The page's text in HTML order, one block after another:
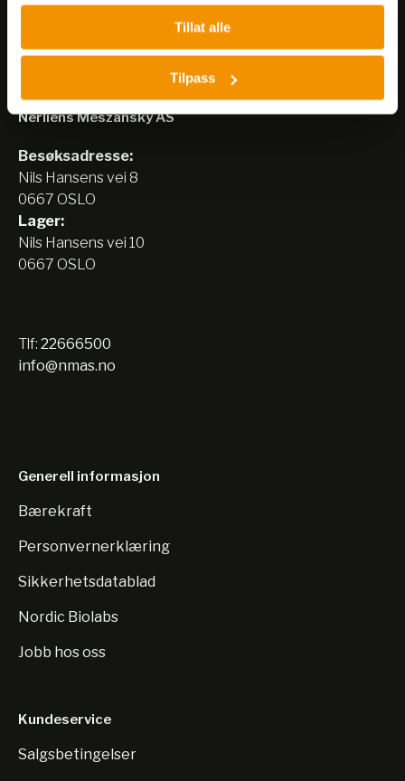
Tillat alle
Tilpass
Nerliens Meszansky AS
Besøksadresse:
Nils Hansens vei 8
0667 OSLO
Lager:
Nils Hansens vei 10
0667 OSLO
Tlf: 22666500
info@nmas.no
Generell informasjon
Bærekraft
Personvernerklæring
Sikkerhetsdatablad
Nordic Biolabs
Jobb hos oss
Kundeservice
Salgsbetingelser